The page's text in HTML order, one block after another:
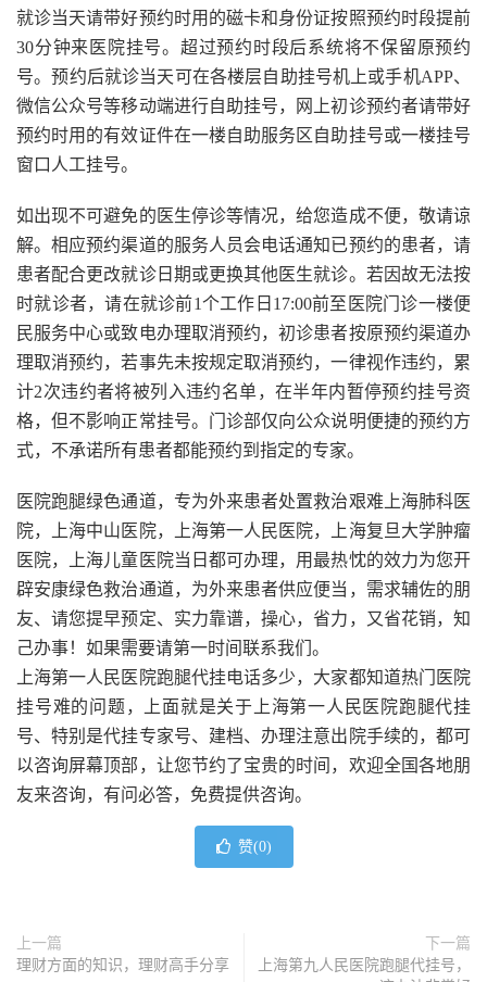
就诊当天请带好预约时用的磁卡和身份证按照预约时段提前
30分钟来医院挂号。超过预约时段后系统将不保留原预约
号。预约后就诊当天可在各楼层自助挂号机上或手机APP、
微信公众号等移动端进行自助挂号，网上初诊预约者请带好
预约时用的有效证件在一楼自助服务区自助挂号或一楼挂号
窗口人工挂号。
如出现不可避免的医生停诊等情况，给您造成不便，敬请谅
解。相应预约渠道的服务人员会电话通知已预约的患者，请
患者配合更改就诊日期或更换其他医生就诊。若因故无法按
时就诊者，请在就诊前1个工作日17:00前至医院门诊一楼便
民服务中心或致电办理取消预约，初诊患者按原预约渠道办
理取消预约，若事先未按规定取消预约，一律视作违约，累
计2次违约者将被列入违约名单，在半年内暂停预约挂号资
格，但不影响正常挂号。门诊部仅向公众说明便捷的预约方
式，不承诺所有患者都能预约到指定的专家。
医院跑腿绿色通道，专为外来患者处置救治艰难上海肺科医
院，上海中山医院，上海第一人民医院，上海复旦大学肿瘤
医院，上海儿童医院当日都可办理，用最热忱的效力为您开
辟安康绿色救治通道，为外来患者供应便当，需求辅佐的朋
友、请您提早预定、实力靠谱，操心，省力，又省花销，知
己办事！如果需要请第一时间联系我们。
上海第一人民医院跑腿代挂电话多少，大家都知道热门医院
挂号难的问题，上面就是关于上海第一人民医院跑腿代挂
号、特别是代挂专家号、建档、办理注意出院手续的，都可
以咨询屏幕顶部，让您节约了宝贵的时间，欢迎全国各地朋
友来咨询，有问必答，免费提供咨询。
赞(0)
上一篇
理财方面的知识，理财高手分享
下一篇
上海第九人民医院跑腿代挂号，